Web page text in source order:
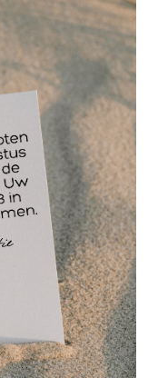
geladen en
met een speciale
releasepapier
kan uit balans
waarbij de
zijn.
te brengen,
het lichaam
kan leiden tot
op de
wordt het
of houten prikker
in contact